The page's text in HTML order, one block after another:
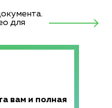
для
вам и полная